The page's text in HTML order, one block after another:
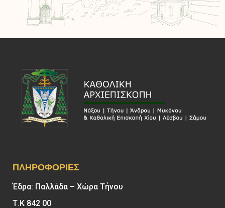
ΠΛΗΡΟΦΟΡΊΕΣ
Έδρα: Παλλάδα – Χώρα Τήνου
Τ.Κ 842 00